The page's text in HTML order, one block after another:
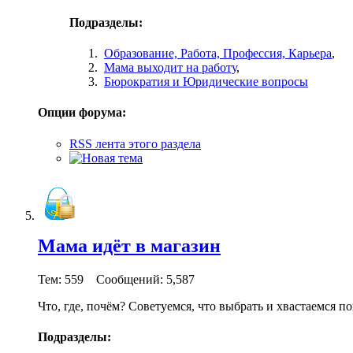
Подразделы:
Образование, Работа, Профессия, Карьера,
Мама выходит на работу,
Бюрократия и Юридические вопросы
Опции форума:
RSS лента этого раздела
Мама идёт в магазин
Тем: 559 Сообщений: 5,587
Что, где, почём? Советуемся, что выбрать и хвастаемся
Подразделы: